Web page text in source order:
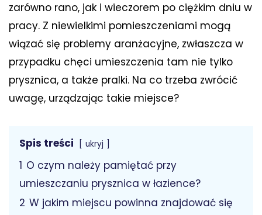
zarówno rano, jak i wieczorem po ciężkim dniu w
pracy. Z niewielkimi pomieszczeniami mogą
wiązać się problemy aranżacyjne, zwłaszcza w
przypadku chęci umieszczenia tam nie tylko
prysznica, a także pralki. Na co trzeba zwrócić
uwagę, urządzając takie miejsce?
Spis treści ukryj
1 O czym należy pamiętać przy
umieszczaniu prysznica w łazience?
2 W jakim miejscu powinna znajdować się